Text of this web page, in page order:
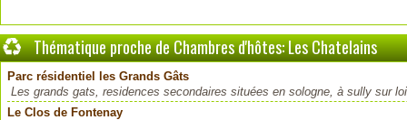
Thématique proche de Chambres d'hôtes: Les Chatelains
Parc résidentiel les Grands Gâts
Les grands gats, residences secondaires situées en sologne, à sully sur
Le Clos de Fontenay